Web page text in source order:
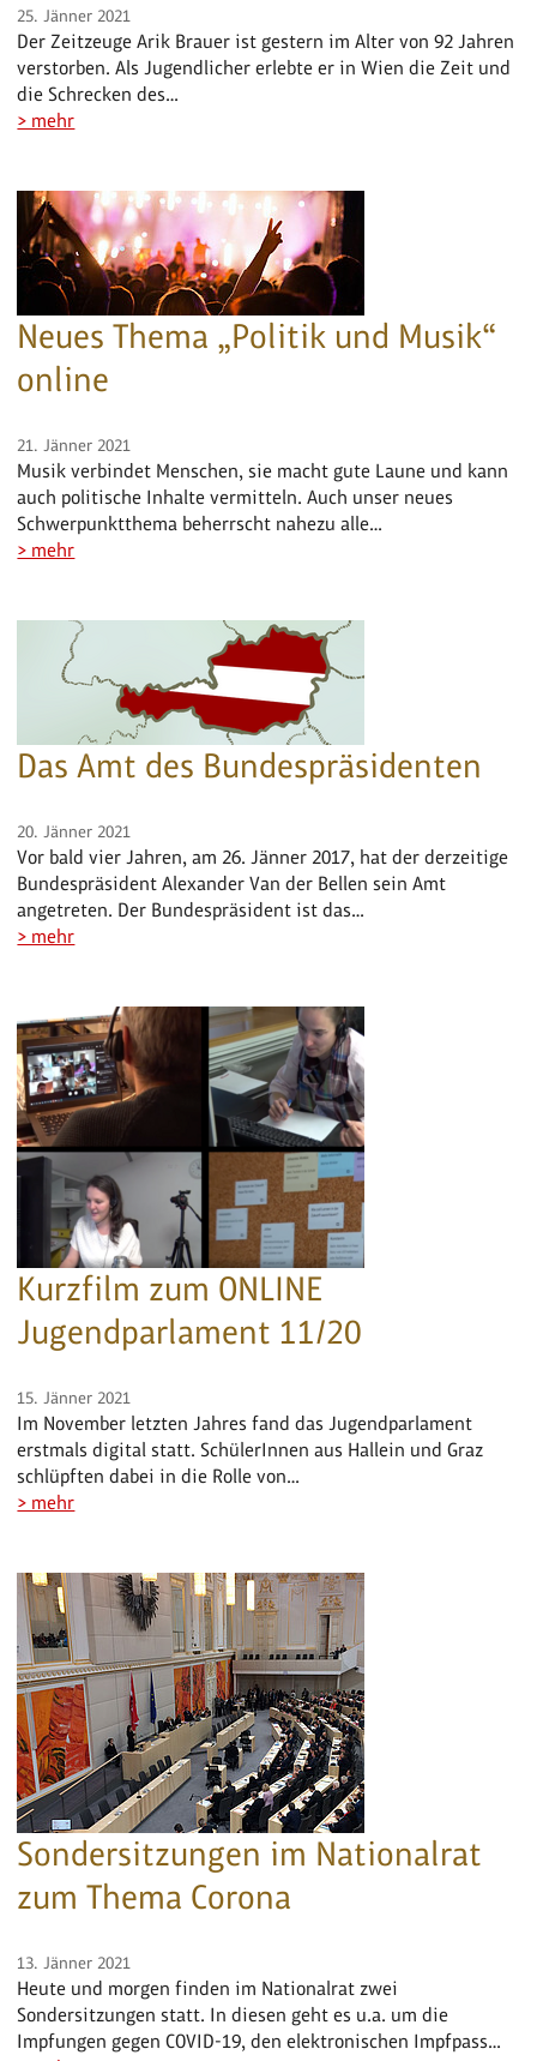
25. Jänner 2021
Der Zeitzeuge Arik Brauer ist gestern im Alter von 92 Jahren
verstorben. Als Jugendlicher erlebte er in Wien die Zeit und
die Schrecken des…
> mehr
Neues Thema „Politik und Musik“
online
21. Jänner 2021
Musik verbindet Menschen, sie macht gute Laune und kann
auch politische Inhalte vermitteln. Auch unser neues
Schwerpunktthema beherrscht nahezu alle…
> mehr
Das Amt des Bundespräsidenten
20. Jänner 2021
Vor bald vier Jahren, am 26. Jänner 2017, hat der derzeitige
Bundespräsident Alexander Van der Bellen sein Amt
angetreten. Der Bundespräsident ist das…
> mehr
Kurzfilm zum ONLINE
Jugendparlament 11/20
15. Jänner 2021
Im November letzten Jahres fand das Jugendparlament
erstmals digital statt. SchülerInnen aus Hallein und Graz
schlüpften dabei in die Rolle von…
> mehr
Sondersitzungen im Nationalrat
zum Thema Corona
13. Jänner 2021
Heute und morgen finden im Nationalrat zwei
Sondersitzungen statt. In diesen geht es u.a. um die
Impfungen gegen COVID-19, den elektronischen Impfpass…